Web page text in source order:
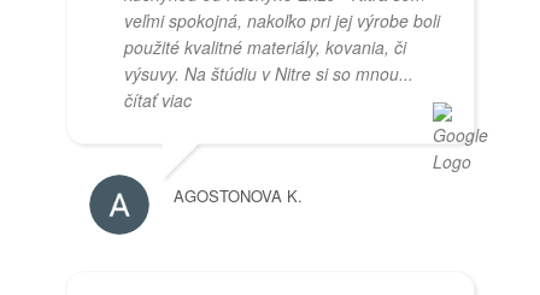
veľmi spokojná, nakoľko pri jej výrobe boli
použité kvalitné materiály, kovania, či
výsuvy. Na štúdiu v Nitre si so mnou...
čítať viac
AGOSTONOVA K.